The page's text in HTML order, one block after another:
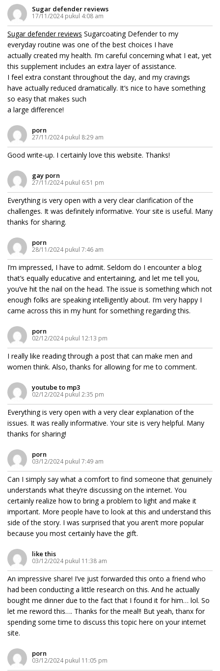
Sugar defender reviews
17/11/2024 pukul 4:08 am
Sugar defender reviews Sugarcoating Defender to my
everyday routine was one of the best choices I have
actually created my health. I’m careful concerning what I eat, yet
this supplement includes an extra layer of assistance.
I feel extra constant throughout the day, and my cravings
have actually reduced dramatically. It’s nice to have something
so easy that makes such
a large difference!
porn
27/11/2024 pukul 8:29 am
Good write-up. I certainly love this website. Thanks!
gay porn
27/11/2024 pukul 6:51 pm
Everything is very open with a very clear clarification of the
challenges. It was definitely informative. Your site is useful. Many
thanks for sharing.
porn
28/11/2024 pukul 7:46 am
I’m impressed, I have to admit. Seldom do I encounter a blog
that’s equally educative and entertaining, and let me tell you,
you’ve hit the nail on the head. The issue is something which not
enough folks are speaking intelligently about. I’m very happy I
came across this in my hunt for something regarding this.
porn
02/12/2024 pukul 12:13 pm
I really like reading through a post that can make men and
women think. Also, thanks for allowing for me to comment.
youtube to mp3
02/12/2024 pukul 2:35 pm
Everything is very open with a very clear explanation of the
issues. It was really informative. Your site is very helpful. Many
thanks for sharing!
porn
03/12/2024 pukul 7:49 am
Can I simply say what a comfort to find someone that genuinely
understands what they’re discussing on the internet. You
certainly realize how to bring a problem to light and make it
important. More people have to look at this and understand this
side of the story. I was surprised that you aren’t more popular
because you most certainly have the gift.
like this
03/12/2024 pukul 11:38 am
An impressive share! I’ve just forwarded this onto a friend who
had been conducting a little research on this. And he actually
bought me dinner due to the fact that I found it for him… lol. So
let me reword this…. Thanks for the meal!! But yeah, thanx for
spending some time to discuss this topic here on your internet
site.
porn
03/12/2024 pukul 11:05 pm